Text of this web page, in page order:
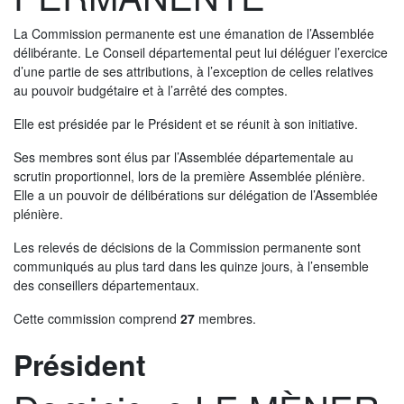
La Sarthe en vidéos
L'Abbaye Royale de l'Épau
Voix au Chapitre
Les expositions virtuelles
La Sarthe sur les réseaux
La newsletter du Département de la
Sarthe
LE CONSEIL DÉPARTEMENTAL
Les 21 cantons de la Sarthe
Les conseillers départementaux
Les commissions
La Commission permanente est une émanation de l’Assemblée
délibérante. Le Conseil départemental peut lui déléguer l’exercice
d’une partie de ses attributions, à l’exception de celles relatives
au pouvoir budgétaire et à l’arrêté des comptes.
Elle est présidée par le Président et se réunit à son initiative.
Ses membres sont élus par l’Assemblée départementale au
scrutin proportionnel, lors de la première Assemblée plénière.
Elle a un pouvoir de délibérations sur délégation de l’Assemblée
plénière.
Les relevés de décisions de la Commission permanente sont
communiqués au plus tard dans les quinze jours, à l’ensemble
des conseillers départementaux.
Cette commission comprend 27 membres.
Rôle
Président
Membre